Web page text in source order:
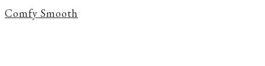
Comfy Smooth